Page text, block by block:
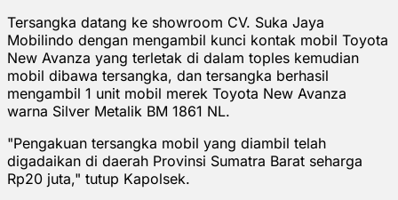
Tersangka datang ke showroom CV. Suka Jaya
Mobilindo dengan mengambil kunci kontak mobil Toyota
New Avanza yang terletak di dalam toples kemudian
mobil dibawa tersangka, dan tersangka berhasil
mengambil 1 unit mobil merek Toyota New Avanza
warna Silver Metalik BM 1861 NL.
"Pengakuan tersangka mobil yang diambil telah
digadaikan di daerah Provinsi Sumatra Barat seharga
Rp20 juta," tutup Kapolsek.